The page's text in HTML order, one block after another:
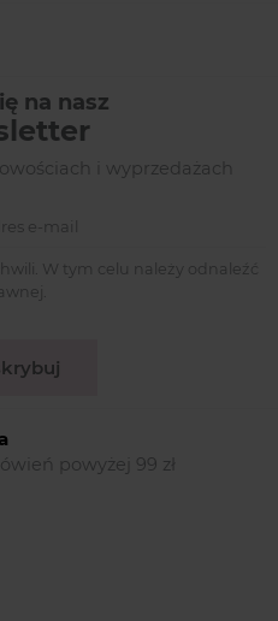
na nasz
i wyprzedażach
W tym celu należy odnaleźć
powyżej 99 zł